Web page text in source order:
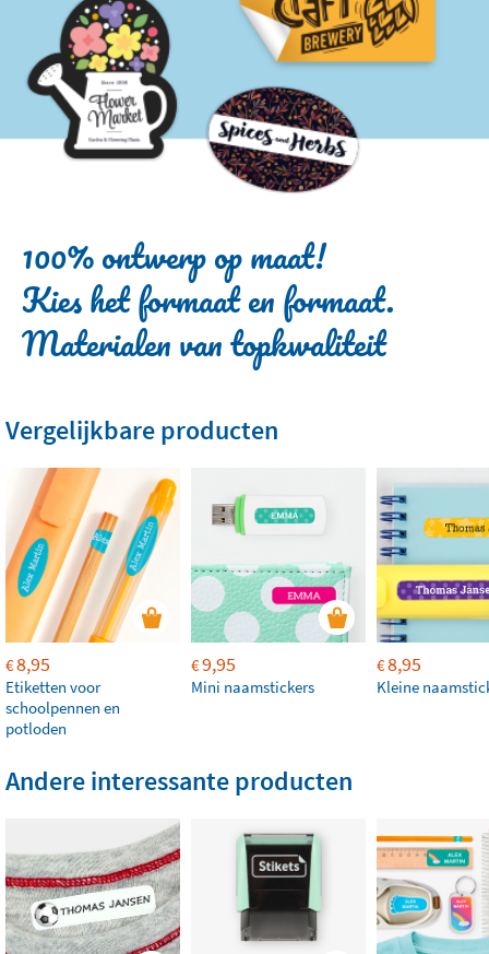
100% ontwerp op maat!
Kies het formaat en formaat.
Materialen van topkwaliteit
Vergelijkbare producten
€8,95
Etiketten voor
schoolpennen en
potloden
€9,95
Mini naamstickers
€8,95
Kleine
Andere interessante producten